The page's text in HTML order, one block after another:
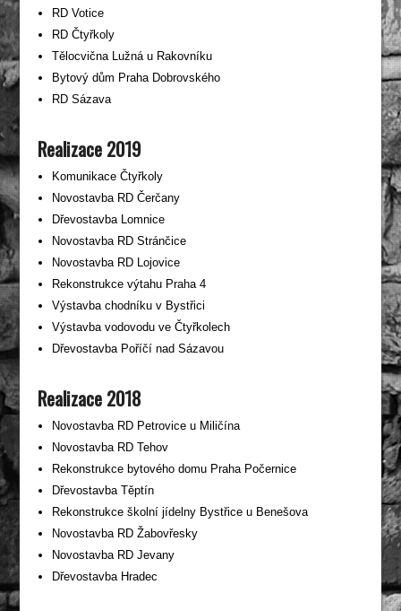
RD Votice
RD Čtyřkoly
Tělocvična Lužná u Rakovníku
Bytový dům Praha Dobrovského
RD Sázava
Realizace 2019
Komunikace Čtyřkoly
Novostavba RD Čerčany
Dřevostavba Lomnice
Novostavba RD Stránčice
Novostavba RD Lojovice
Rekonstrukce výtahu Praha 4
Výstavba chodníku v Bystřici
Výstavba vodovodu ve Čtyřkolech
Dřevostavba Poříčí nad Sázavou
Realizace 2018
Novostavba RD Petrovice u Miličína
Novostavba RD Tehov
Rekonstrukce bytového domu Praha Počernice
Dřevostavba Těptín
Rekonstrukce školní jídelny Bystřice u Benešova
Novostavba RD Žabovřesky
Novostavba RD Jevany
Dřevostavba Hradec